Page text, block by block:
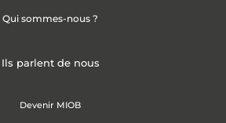
Qui sommes-nous ?
Ils parlent de nous
Devenir MIOB